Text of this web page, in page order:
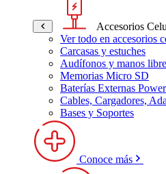
Accesorios
Ver todo en accesorios
Carcasas y estuches
Audífonos y manos
Memorias Micro SD
Baterías Externas
Cables, Cargadores,
Bases y Soportes
Conoce más